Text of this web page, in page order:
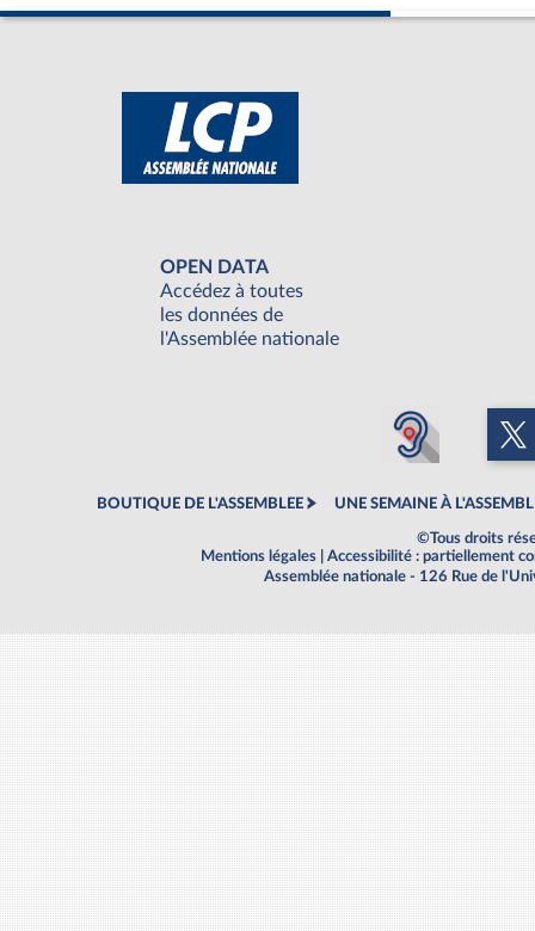
OPEN DATA
Accédez à toutes
les données de
l'Assemblée nationale
BOUTIQUE DE L'ASSEMBLEE UNE SEMAINE À
©Tous droits
Mentions légales
Accessibilité : partiellement
Assemblée nationale - 126 Rue de